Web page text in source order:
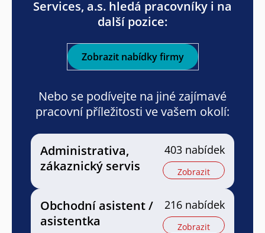
Services, a.s. hledá pracovníky i na
další pozice:
Zobrazit nabídky firmy
Nebo se podívejte na jiné zajímavé
pracovní příležitosti ve vašem okolí:
Administrativa,
zákaznický servis
403 nabídek
Zobrazit
Obchodní asistent /
asistentka
216 nabídek
Zobrazit